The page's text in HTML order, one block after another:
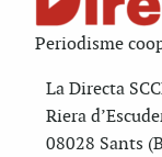
Periodisme
La Directa
Riera
08028 Sants